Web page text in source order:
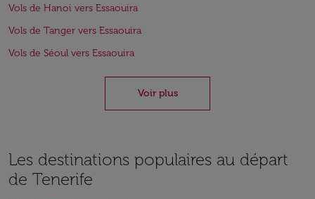
Vols de Hanoi vers Essaouira
Vols de Tanger vers Essaouira
Vols de Séoul vers Essaouira
Voir plus
Les destinations populaires au départ
de Tenerife